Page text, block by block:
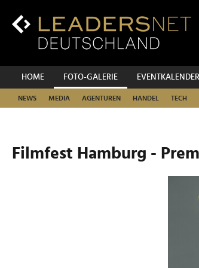
Inhalt
Hauptnavigation
HOME FOTO-GALERIE EVENTKALENDER
NEWS MEDIA AGENTUREN HANDEL TECH
Filmfest Hamburg -